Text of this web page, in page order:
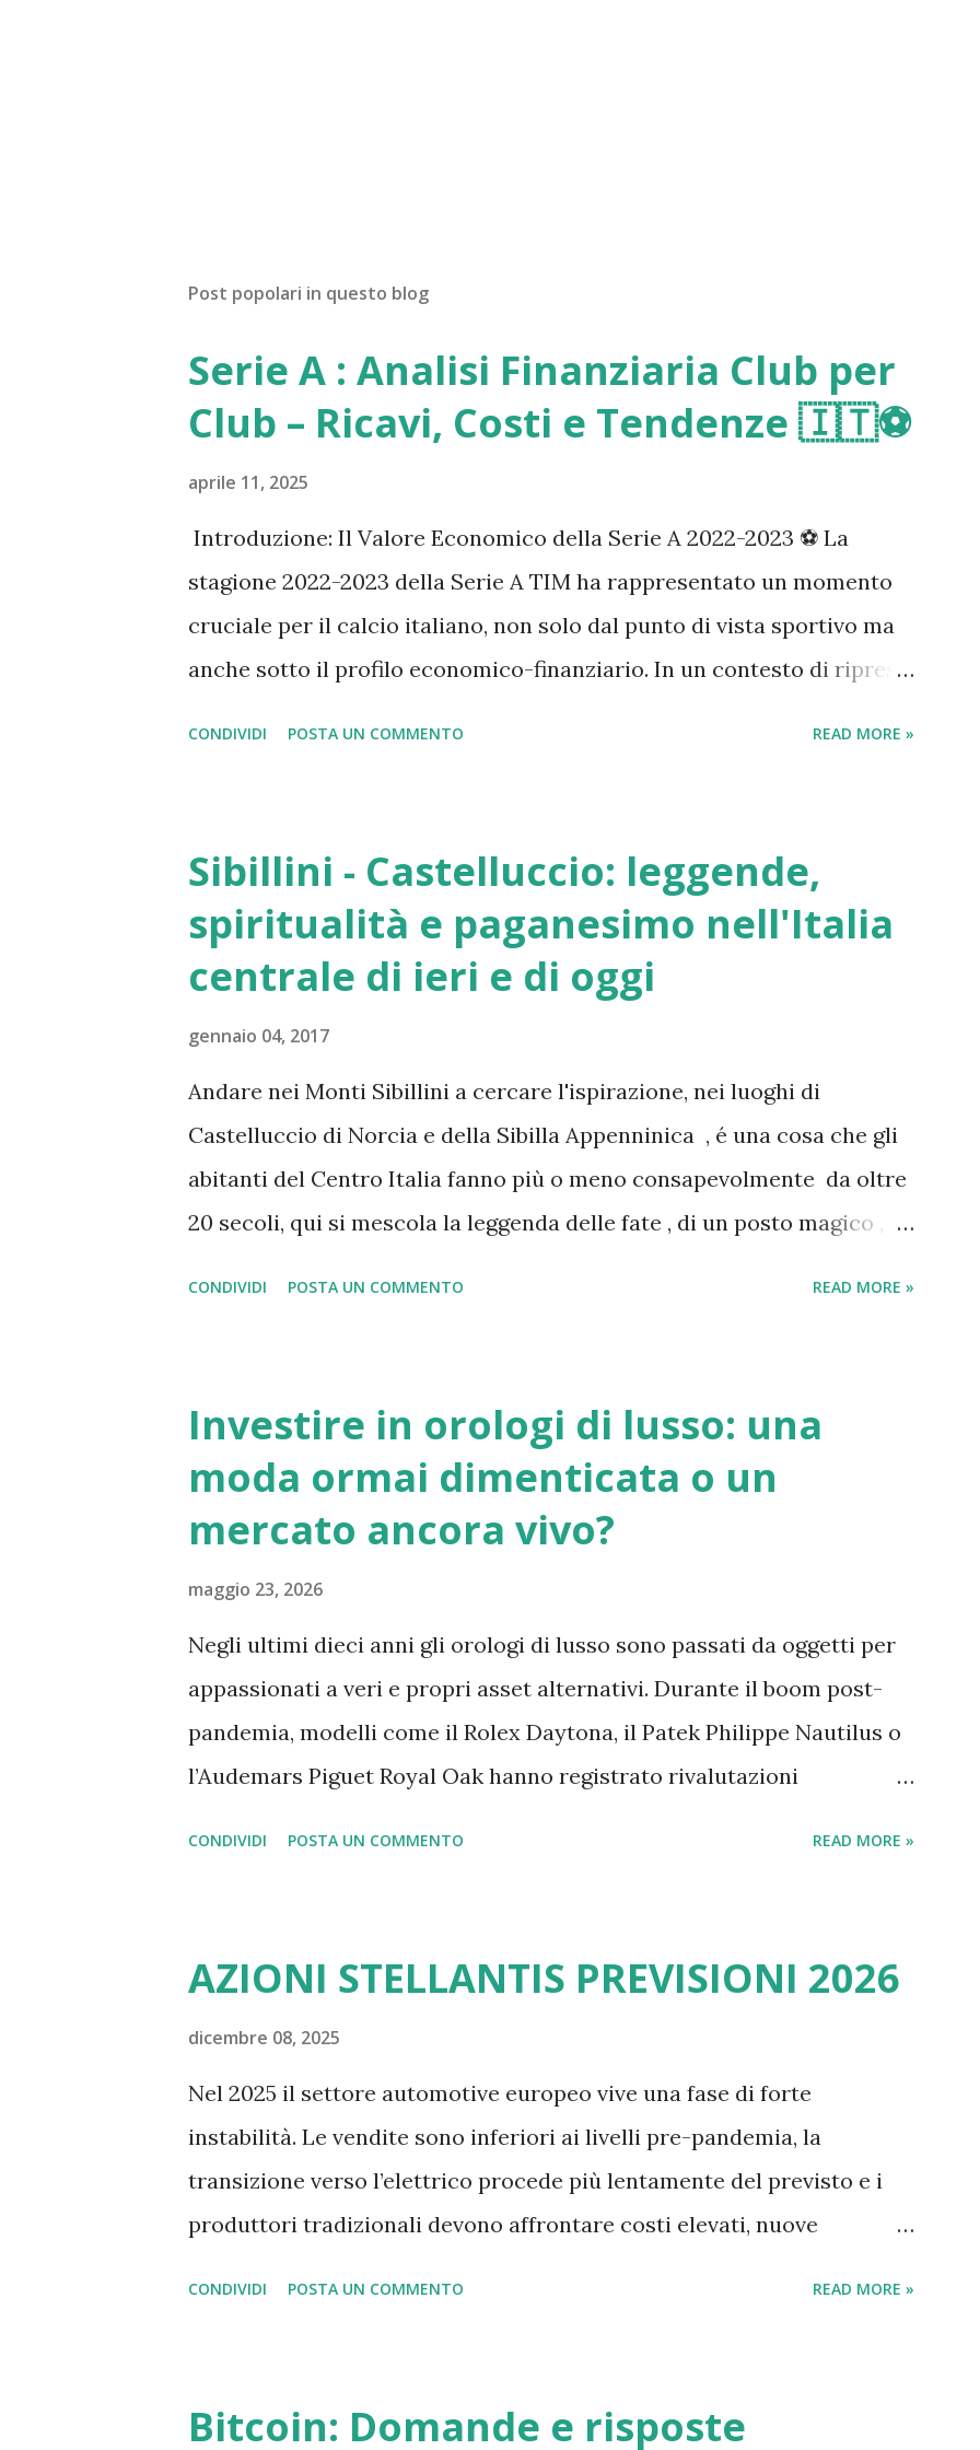
Post popolari in questo blog
Serie A : Analisi Finanziaria Club per
Club – Ricavi, Costi e Tendenze 🇮🇹⚽️
aprile 11, 2025
Introduzione: Il Valore Economico della Serie A 2022-2023 ⚽️ La
stagione 2022-2023 della Serie A TIM ha rappresentato un momento
cruciale per il calcio italiano, non solo dal punto di vista sportivo ma
anche sotto il profilo economico-finanziario. In un contesto di ripresa
primo livello, capace di generare un impatto significativo sul PIL
nazionale, stimato in oltre 11 miliardi di euro considerando effetti
diretti, indiretti e indotti, e sostenendo quasi 130.000 posti di lavoro.
dall'ultimo trionfo, un successo storico che ha avuto un impatto
notevole anche sui conti de...
CONDIVIDI POSTA UN COMMENTO READ MORE »
Sibillini - Castelluccio: leggende,
spiritualità e paganesimo nell'Italia
centrale di ieri e di oggi
gennaio 04, 2017
Andare nei Monti Sibillini a cercare l'ispirazione, nei luoghi di
Castelluccio di Norcia e della Sibilla Appenninica , é una cosa che gli
abitanti del Centro Italia fanno più o meno consapevolmente da oltre
20 secoli, qui si mescola la leggenda delle fate , di un posto magico ,
combattere le eresie . Oggi cercheremo di fare luce in una vicenda che
mischia oltre 20 secoli di leggende, trascendente, favole, storia,
geografia, turismo, e stupefacente bellezza della natura, con magìa,
CONDIVIDI POSTA UN COMMENTO READ MORE »
Investire in orologi di lusso: una
moda ormai dimenticata o un
mercato ancora vivo?
maggio 23, 2026
Negli ultimi dieci anni gli orologi di lusso sono passati da oggetti per
appassionati a veri e propri asset alternativi. Durante il boom post-
pandemia, modelli come il Rolex Daytona, il Patek Philippe Nautilus o
l’Audemars Piguet Royal Oak hanno registrato rivalutazioni
un investimento interessante oppure la “bolla” è finita? Il boom degli
orologi di lusso: cosa è successo tra 2020 e 2022 Durante la pandemia
si è verificato un mix unico di fattori: Fattore Effetto sul mercato
Liquidità elevata Più capitale disponibile per beni alternativi
Produzione limitata Forte scarsità di modelli richiesti Social media e
influencer Crescita dell’hype Mercato crypto e tech Nuovi compratori
CONDIVIDI POSTA UN COMMENTO READ MORE »
AZIONI STELLANTIS PREVISIONI 2026
dicembre 08, 2025
Nel 2025 il settore automotive europeo vive una fase di forte
instabilità. Le vendite sono inferiori ai livelli pre-pandemia, la
transizione verso l’elettrico procede più lentamente del previsto e i
produttori tradizionali devono affrontare costi elevati, nuove
richieste crescenti di flessibilità regolatoria. Chi possiede un
CONDIVIDI POSTA UN COMMENTO READ MORE »
Bitcoin: Domande e risposte